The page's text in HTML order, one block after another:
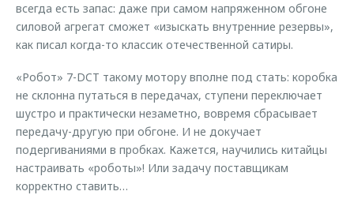
всегда есть запас: даже при самом напряженном обгоне
силовой агрегат сможет «изыскать внутренние резервы»,
как писал когда-то классик отечественной сатиры.
«Робот» 7-DCT такому мотору вполне под стать: коробка
не склонна путаться в передачах, ступени переключает
шустро и практически незаметно, вовремя сбрасывает
передачу-другую при обгоне. И не докучает
подергиваниями в пробках. Кажется, научились китайцы
настраивать «роботы»! Или задачу поставщикам
корректно ставить…